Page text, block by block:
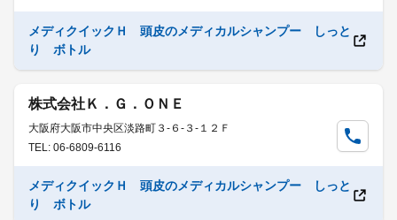
メディクイックＨ 頭皮のメディカルシャンプー しっと
り ボトル
株式会社Ｋ．Ｇ．ＯＮＥ
大阪府大阪市中央区淡路町３-６-３-１２Ｆ
TEL: 06-6809-6116
メディクイックＨ 頭皮のメディカルシャンプー しっと
り ボトル